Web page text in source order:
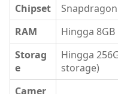
Chipset
RAM
Hingga 8GB
Storag
e
Hingga
storage)
Camer